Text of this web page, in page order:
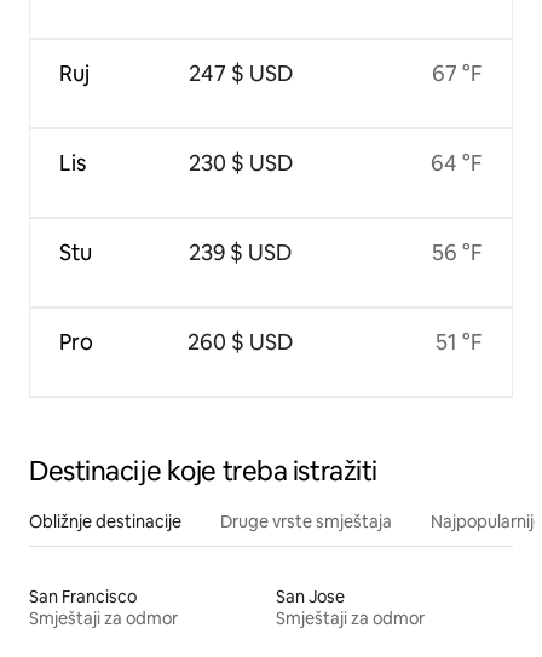
Ruj
Lis
Stu
Pro
247 $ USD
230 $ USD
239 $ USD
260 $ USD
67 °F
64 °F
56 °F
51 °F
Destinacije koje treba istražiti
Obližnje destinacije Druge vrste smještaja
San Francisco
Smještaji za odmor
San Jose
Smještaji za odmor